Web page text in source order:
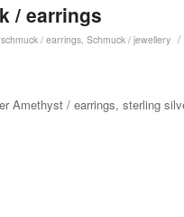
/ earrings
/ earrings, Schmuck / jewellery /
Amethyst / earrings, sterling